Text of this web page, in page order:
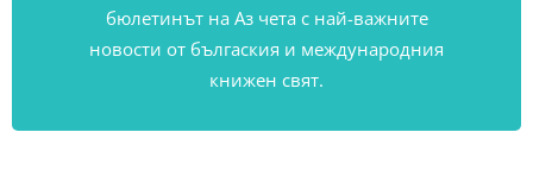
бюлетинът на Аз чета с най-важните
новости от бългаския и международния
книжен свят.